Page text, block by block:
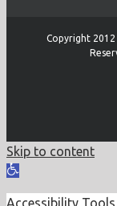
Copyright 2012
Skip to content
Open
Accessibility Tools